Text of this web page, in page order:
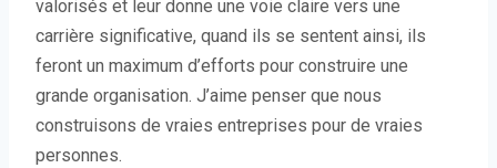
valorisés et leur donne une voie claire vers une
carrière significative, quand ils se sentent ainsi, ils
feront un maximum d’efforts pour construire une
grande organisation. J’aime penser que nous
construisons de vraies entreprises pour de vraies
personnes.